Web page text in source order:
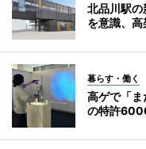
北品川駅
を意識、
暮らす・働く
高ゲで「
の特許